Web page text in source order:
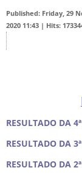
Published: Friday, 29
2020 11:43 | Hits:
RESULTADO DA
RESULTADO DA
RESULTADO DA